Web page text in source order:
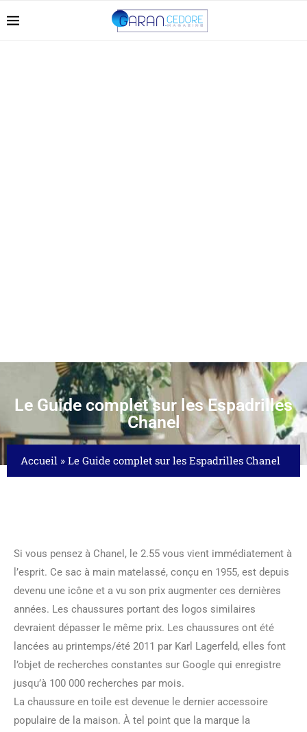
Le Guide complet sur les Espadrilles
Chanel
Accueil » Le Guide complet sur les Espadrilles Chanel
Si vous pensez à Chanel, le 2.55 vous vient immédiatement à
l’esprit. Ce sac à main matelassé, conçu en 1955, est depuis
devenu une icône et a vu son prix augmenter ces dernières
années. Les chaussures portant des logos similaires
devraient dépasser le même prix. Les chaussures ont été
lancées au printemps/été 2011 par Karl Lagerfeld, elles font
l’objet de recherches constantes sur Google qui enregistre
jusqu’à 100 000 recherches par mois.
La chaussure en toile est devenue le dernier accessoire
populaire de la maison. À tel point que la marque la